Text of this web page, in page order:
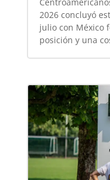
2026 concluyó
julio con México
posición y una